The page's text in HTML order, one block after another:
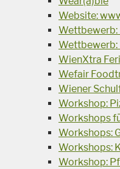
Website:
Wettbewerb:
Wettbewerb:
WienXtra
Wefair
Wiener
Workshop:
Workshops
Workshops:
Workshops:
Workshop: